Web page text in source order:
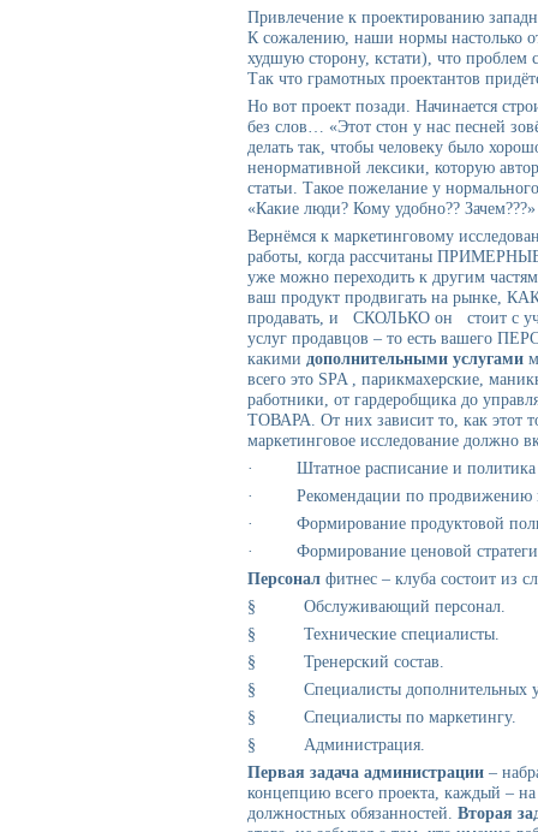
Привлечение к проектированию
К сожалению, наши нормы настолько
худшую сторону, кстати), что проблем
Так что грамотных проектантов
Но вот проект позади. Начинается
без слов… «Этот стон у нас песней
делать так, чтобы человеку было
ненормативной лексики, которую
статьи. Такое пожелание у
«Какие люди? Кому удобно?? Зачем???»
Вернёмся к маркетинговому
работы, когда рассчитаны ПРИМЕРНЫЕ
уже можно переходить к другим
ваш продукт продвигать на рынке,
продавать, и СКОЛЬКО он стоит с
услуг продавцов – то есть вашего
какими дополнительными услугами
всего это SPA , парикмахерские,
работники, от гардеробщика до
ТОВАРА. От них зависит то, как этот
маркетинговое исследование должно
· Штатное расписание и политика в
· Рекомендации по продвижению
· Формирование продуктовой
· Формирование ценовой
Персонал фитнес – клуба состоит из
§ Обслуживающий персонал.
§ Технические специалисты.
§ Тренерский состав.
§ Специалисты дополнительных
§ Специалисты по маркетингу.
§ Администрация.
Первая задача администрации –
концепцию всего проекта, каждый –
должностных обязанностей. Вторая